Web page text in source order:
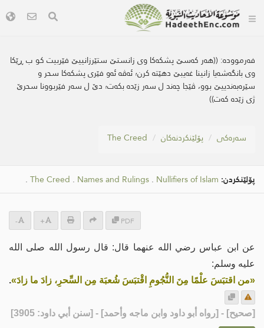
فەرموودە: ((هه‌ر كه‌سێ پشكه‌كا وی زانستێ ستێرزانییێ فێربیت كو ب ڕێكا
وی بانگه‌شه‌یا زانینا غه‌یبێ دهێته‌ كرن؛ ئه‌ڤه‌ ئه‌و فێری پشكه‌كا سحر و
سێره‌به‌ندییێ بوو، ڤێجا چه‌ند ل سه‌ر زێده‌ بكه‌ت؛ دێ ل سه‌ر فێربوونا سحرێ
ژی زێده‌ كه‌ت))
سه‌ره‌كی پۆلێنکردنەکان The Creed
پۆلێنکردن: The Creed . Names and Rulings . Nullifiers of Islam
.
PDF
+
-
عن ابن عباس رضي الله عنهما قال: قال رسول الله صلى الله
عليه وسلم:
«من اقتبَسَ علْمًا مِنَ النُّجُومِ اقْتبَسَ شُعبَة مِن السِّحرِ، زادَ ما زادَ».
[صحيح] - [رواه أبو داود وابن ماجه وأحمد] - [سنن أبي داود: 3905]